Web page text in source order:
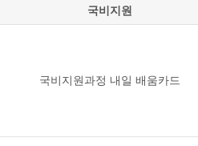
국비지원
국비지원과정 내일 배움카드